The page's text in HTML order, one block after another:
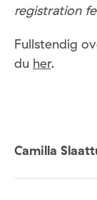
registration
Fullstendig
du her.
Camilla